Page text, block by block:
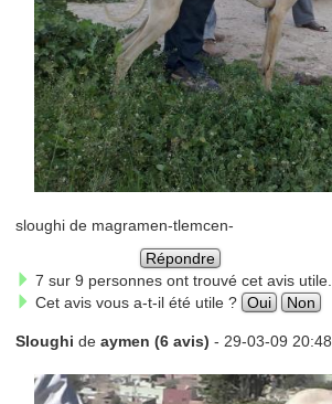
sloughi de magramen-tlemcen-
Répondre
7 sur 9 personnes ont trouvé cet avis utile.
Cet avis vous a-t-il été utile ? Oui Non
Sloughi de aymen (6 avis) - 29-03-09 20:48